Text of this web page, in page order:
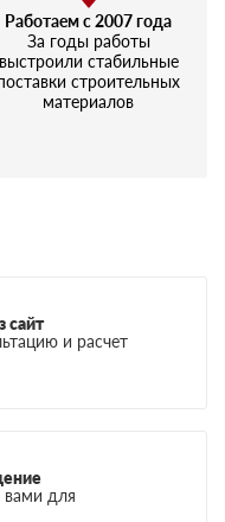
Работаем с 2007 года
За годы работы
выстроили стабильные
строительных
материалов
сайт
и расчет
вами для